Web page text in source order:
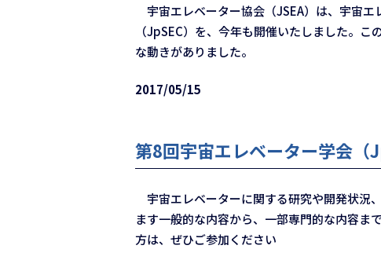
宇宙エレベーター協会（JSEA）は、宇宙
（JpSEC）を、今年も開催いたしました。
な動きがありました。
2017/05/15
第8回宇宙エレベーター学会（
宇宙エレベーターに関する研究や開発状況
ます一般的な内容から、一部専門的な内容ま
方は、ぜひご参加ください